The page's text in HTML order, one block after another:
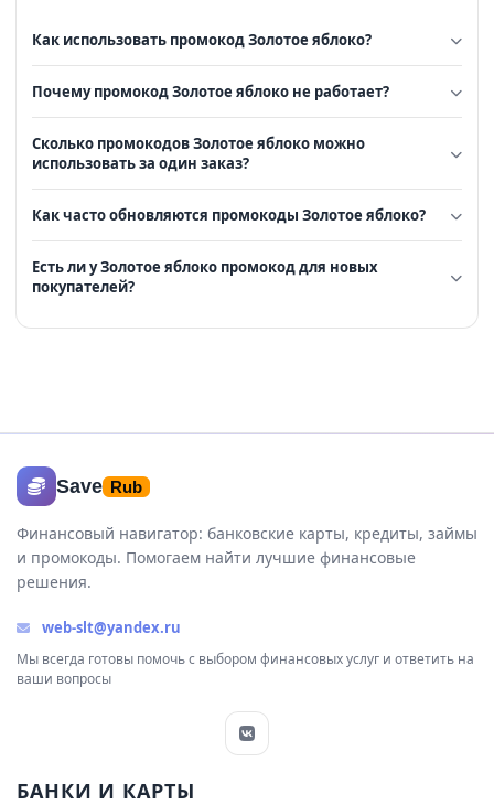
Как использовать промокод Золотое яблоко?
Почему промокод Золотое яблоко не работает?
Сколько промокодов Золотое яблоко можно
использовать за один заказ?
Как часто обновляются промокоды Золотое яблоко?
Есть ли у Золотое яблоко промокод для новых
покупателей?
Save Rub
Финансовый навигатор: банковские карты, кредиты, займы
и промокоды. Помогаем найти лучшие финансовые
решения.
web-slt@yandex.ru
Мы всегда готовы помочь с выбором финансовых услуг и ответить на
ваши вопросы
БАНКИ И КАРТЫ